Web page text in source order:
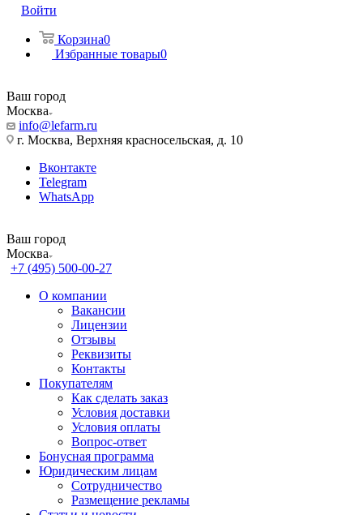
Войти
Корзина0
Избранные товары0
Ваш город
Москва
info@lefarm.ru
г. Москва, Верхняя красносельская, д. 10
Вконтакте
Telegram
WhatsApp
Ваш город
Москва
+7 (495) 500-00-27
О компании
Вакансии
Лицензии
Отзывы
Реквизиты
Контакты
Покупателям
Как сделать заказ
Условия доставки
Условия оплаты
Вопрос-ответ
Бонусная программа
Юридическим лицам
Сотрудничество
Размещение рекламы